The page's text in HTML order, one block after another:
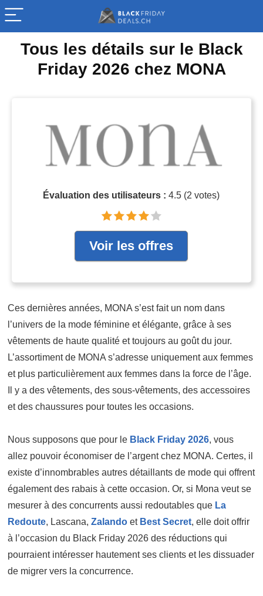
Tous les détails sur le Black
Friday 2026 chez MONA
Évaluation des utilisateurs :4.5 (2 votes)
Voir les offres
Ces dernières années, MONA s’est fait un nom dans
l’univers de la mode féminine et élégante, grâce à ses
vêtements de haute qualité et toujours au goût du jour.
L’assortiment de MONA s’adresse uniquement aux femmes
et plus particulièrement aux femmes dans la force de l’âge.
Il y a des vêtements, des sous-vêtements, des accessoires
et des chaussures pour toutes les occasions.
Nous supposons que pour le Black Friday 2026, vous
allez pouvoir économiser de l’argent chez MONA. Certes, il
existe d’innombrables autres détaillants de mode qui offrent
également des rabais à cette occasion. Or, si Mona veut se
mesurer à des concurrents aussi redoutables que La
Redoute, Lascana, Zalando et Best Secret, elle doit offrir
à l’occasion du Black Friday 2026 des réductions qui
pourraient intéresser hautement ses clients et les dissuader
de migrer vers la concurrence.